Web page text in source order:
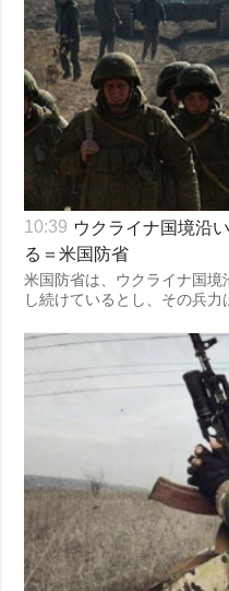
10:39 ウクライナ国境沿
る＝米国防省
米国防省は、ウクライナ国
し続けているとし、その兵力